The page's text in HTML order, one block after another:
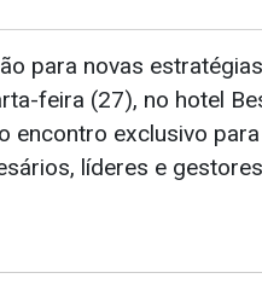
para novas
feira (27), no hotel
encontro exclusivo para
líderes e